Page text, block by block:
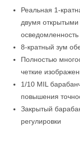
Реальная 1-
двумя
осведомленность
8-кратный зум
Полностью
четкие
1/10 MIL
повышения
Закрытый
регулировки